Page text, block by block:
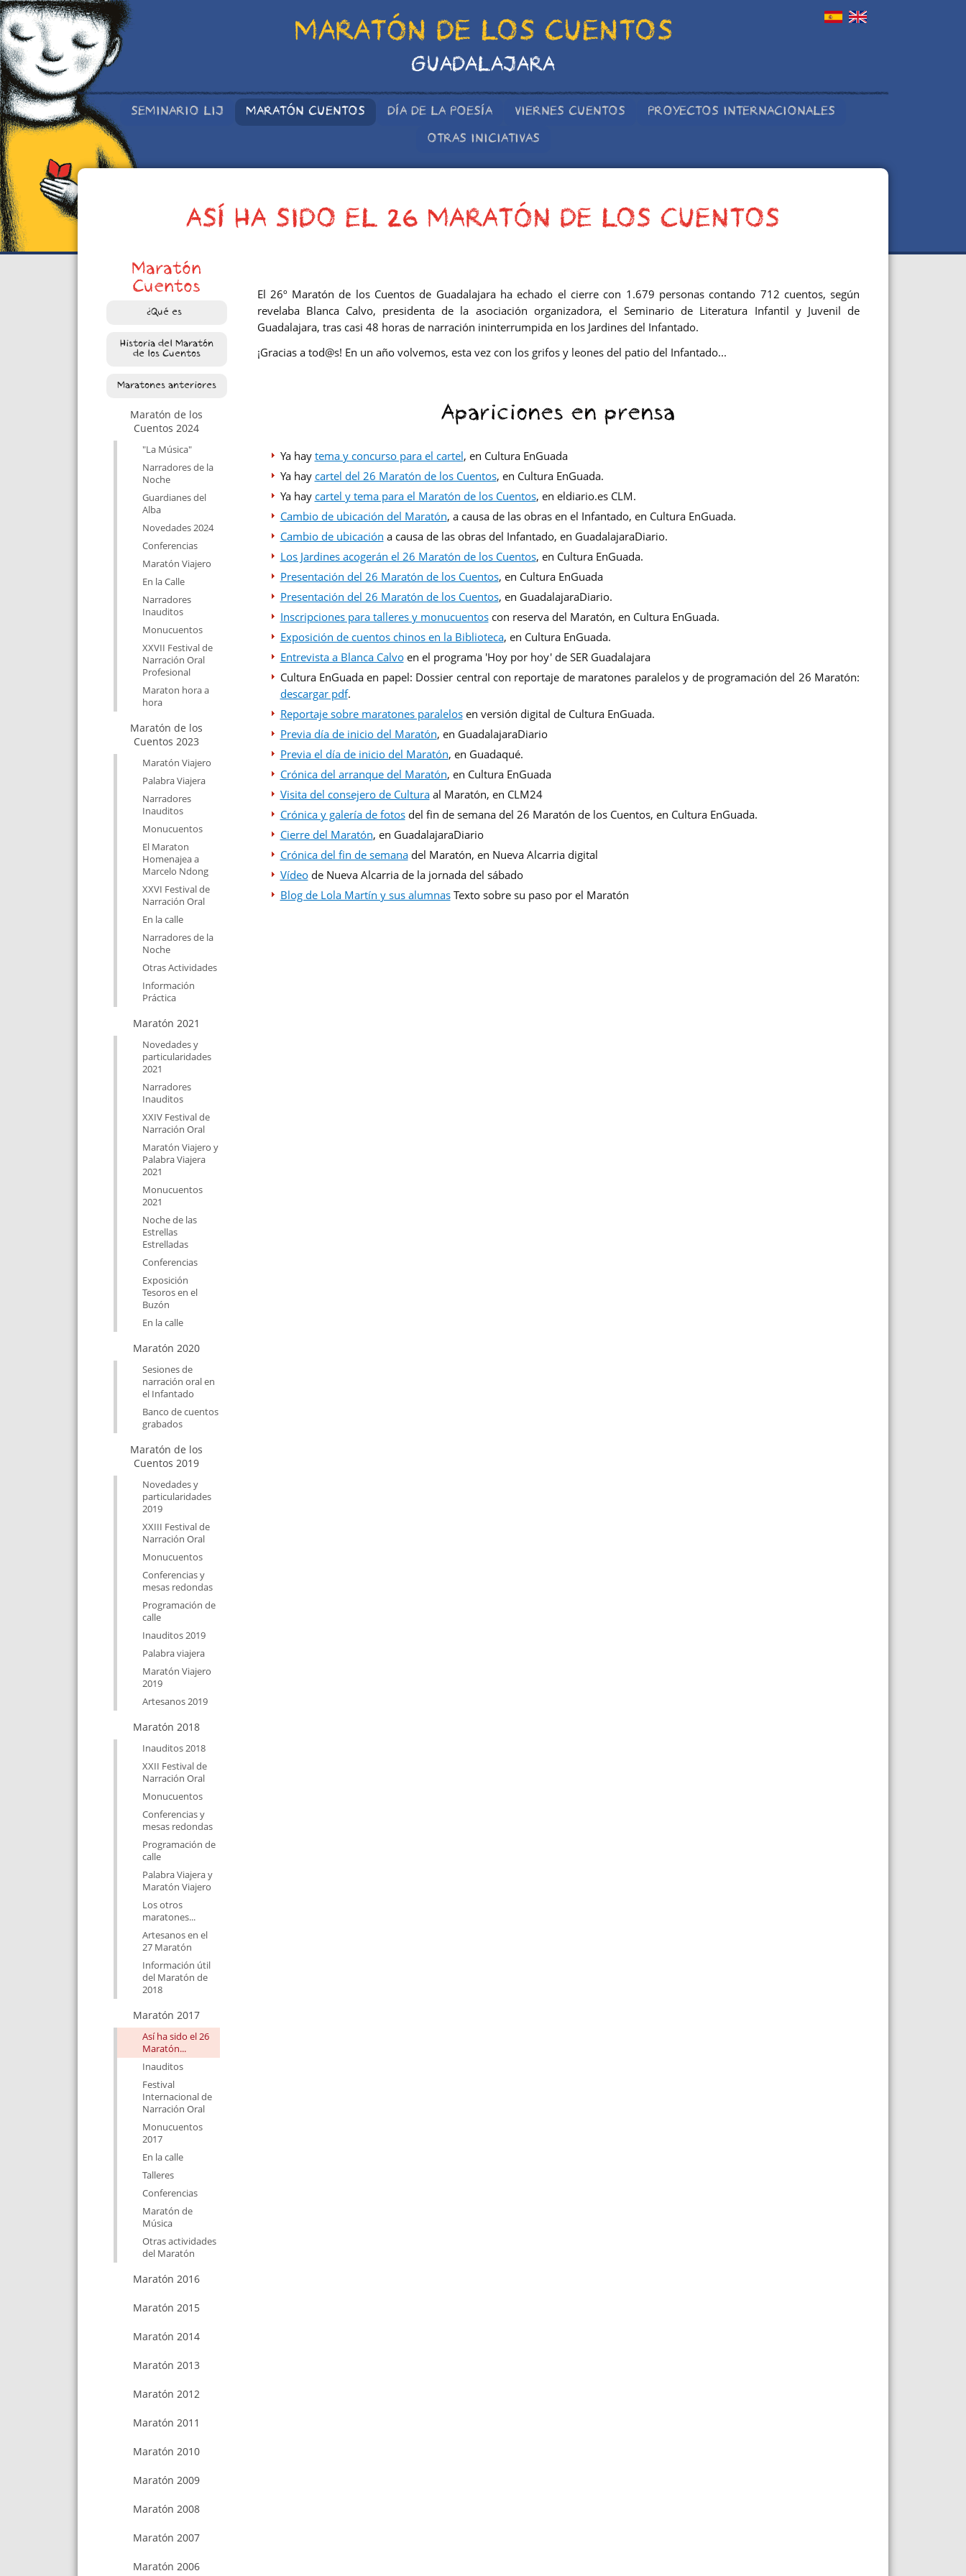
MARATÓN DE LOS CUENTOS
GUADALAJARA
SEMINARIO LIJ MARATÓN CUENTOS DÍA DE LA POESÍA VIERNES CUENTOS PROYECTOS INTERNACIONALES
OTRAS INICIATIVAS
ASÍ HA SIDO EL 26 MARATÓN DE LOS CUENTOS
Maratón
Cuentos
¿Qué es?
Historia del Maratón
de los Cuentos
Maratones anteriores
Maratón de los
Cuentos 2024
"La Música"
Narradores de la
Noche
Guardianes del
Alba
Novedades 2024
Conferencias
Maratón Viajero
En la Calle
Narradores
Inauditos
Monucuentos
XXVII Festival de
Narración Oral
Profesional
Maraton hora a
hora
Maratón de los
Cuentos 2023
Maratón Viajero
Palabra Viajera
Narradores
Inauditos
Monucuentos
El Maraton
Homenajea a
Marcelo Ndong
XXVI Festival de
Narración Oral
En la calle
Narradores de la
Noche
Otras Actividades
Información
Práctica
Maratón 2021
Novedades y
particularidades
2021
Narradores
Inauditos
XXIV Festival de
Narración Oral
Maratón Viajero y
Palabra Viajera
2021
Monucuentos
2021
Noche de las
Estrellas
Estrelladas
Conferencias
Exposición
Tesoros en el
Buzón
En la calle
Maratón 2020
Sesiones de
narración oral en
el Infantado
Banco de cuentos
grabados
Maratón de los
Cuentos 2019
Novedades y
particularidades
2019
XXIII Festival de
Narración Oral
Monucuentos
Conferencias y
mesas redondas
Programación de
calle
Inauditos 2019
Palabra viajera
Maratón Viajero
2019
Artesanos 2019
Maratón 2018
Inauditos 2018
XXII Festival de
Narración Oral
Monucuentos
Conferencias y
mesas redondas
Programación de
calle
Palabra Viajera y
Maratón Viajero
Los otros
maratones...
Artesanos en el
27 Maratón
Información útil
del Maratón de
2018
Maratón 2017
Así ha sido el 26
Maratón...
Inauditos
Festival
Internacional de
Narración Oral
Monucuentos
2017
En la calle
Talleres
Conferencias
Maratón de
Música
Otras actividades
del Maratón
Maratón 2016
Maratón 2015
Maratón 2014
Maratón 2013
Maratón 2012
Maratón 2011
Maratón 2010
Maratón 2009
Maratón 2008
Maratón 2007
Maratón 2006
El 26º Maratón de los Cuentos de Guadalajara ha echado el cierre con 1.679 personas contando 712 cuentos, según
revelaba Blanca Calvo, presidenta de la asociación organizadora, el Seminario de Literatura Infantil y Juvenil de
Guadalajara, tras casi 48 horas de narración ininterrumpida en los Jardines del Infantado.
¡Gracias a tod@s! En un año volvemos, esta vez con los grifos y leones del patio del Infantado...
Apariciones en prensa
Ya haytema y concurso para el cartel, en Cultura EnGuada
Ya hay cartel del 26 Maratón de los Cuentos, en Cultura EnGuada.
Ya hay cartel y tema para el Maratón de los Cuentos, en eldiario.es CLM.
Cambio de ubicación del Maratón, a causa de las obras en el Infantado, en Cultura EnGuada.
Cambio de ubicación a causa de las obras del Infantado, en GuadalajaraDiario.
Los Jardines acogerán el 26 Maratón de los Cuentos, en Cultura EnGuada.
Presentación del 26 Maratón de los Cuentos, en Cultura EnGuada
Presentación del 26 Maratón de los Cuentos, en GuadalajaraDiario.
Inscripciones para talleres y monucuentoscon reserva del Maratón, en Cultura EnGuada.
Exposición de cuentos chinos en la Biblioteca, en Cultura EnGuada.
Entrevista a Blanca Calvoen el programa 'Hoy por hoy' de SER Guadalajara
Cultura EnGuada en papel: Dossier central con reportaje de maratones paralelos y de programación del 26 Maratón:
descargar pdf.
Reportaje sobre maratones paralelosen versión digital de Cultura EnGuada.
Previa día de inicio del Maratón, en GuadalajaraDiario
Previa el día de inicio del Maratón, en Guadaqué.
Crónica del arranque del Maratón, en Cultura EnGuada
Visita del consejero de Culturaal Maratón, en CLM24
Crónica y galería de fotosdel fin de semana del 26 Maratón de los Cuentos, en Cultura EnGuada.
Cierre del Maratón, en GuadalajaraDiario
Crónica del fin de semanadel Maratón, en Nueva Alcarria digital
Vídeode Nueva Alcarria de la jornada del sábado
Blog de Lola Martín y sus alumnasTexto sobre su paso por el Maratón